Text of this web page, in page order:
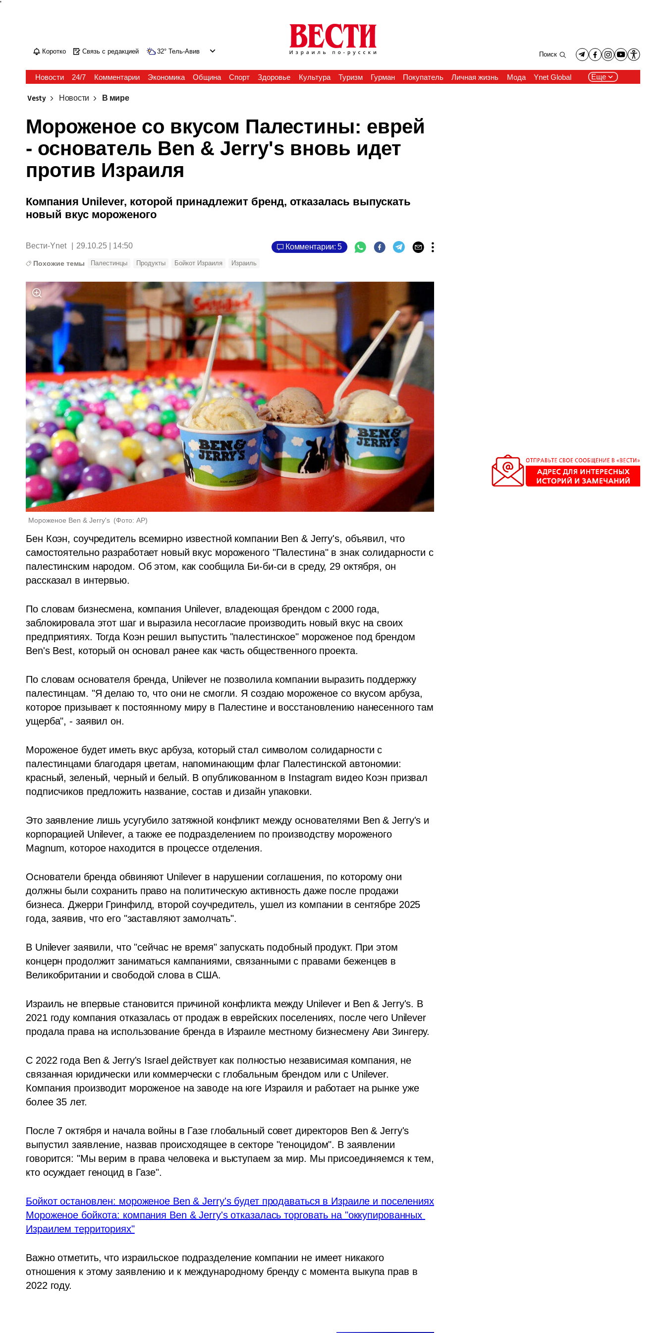
'
Коротко Связь с редакцией 32° Тель-Авив Поиск
Новости 24/7 Комментарии Экономика Община Спорт Здоровье Культура Туризм Гурман Покупатель Личная жизнь Мода Ynet Global Еще
Vesty Новости В мире
Мороженое со вкусом Палестины: еврей
- основатель Ben & Jerry's вновь идет
против Израиля
Компания Unilever, которой принадлежит бренд, отказалась выпускать
новый вкус мороженого
Вести-Ynet 29.10.25 | 14:50 Комментарии: 5
Похожие темы Палестинцы Продукты Бойкот Израиля Израиль
Мороженое Ben & Jerry's (Фото: AP)
Бен Коэн, соучредитель всемирно известной компании Ben & Jerry's, объявил, что
самостоятельно разработает новый вкус мороженого "Палестина" в знак солидарности с
палестинским народом. Об этом, как сообщила Би-би-си в среду, 29 октября, он
рассказал в интервью.
По словам бизнесмена, компания Unilever, владеющая брендом с 2000 года,
заблокировала этот шаг и выразила несогласие производить новый вкус на своих
предприятиях. Тогда Коэн решил выпустить "палестинское" мороженое под брендом
Ben's Best, который он основал ранее как часть общественного проекта.
По словам основателя бренда, Unilever не позволила компании выразить поддержку
палестинцам. "Я делаю то, что они не смогли. Я создаю мороженое со вкусом арбуза,
которое призывает к постоянному миру в Палестине и восстановлению нанесенного там
ущерба", - заявил он.
Мороженое будет иметь вкус арбуза, который стал символом солидарности с
палестинцами благодаря цветам, напоминающим флаг Палестинской автономии:
красный, зеленый, черный и белый. В опубликованном в Instagram видео Коэн призвал
подписчиков предложить название, состав и дизайн упаковки.
Это заявление лишь усугубило затяжной конфликт между основателями Ben & Jerry's и
корпорацией Unilever, а также ее подразделением по производству мороженого
Magnum, которое находится в процессе отделения.
Основатели бренда обвиняют Unilever в нарушении соглашения, по которому они
должны были сохранить право на политическую активность даже после продажи
бизнеса. Джерри Гринфилд, второй соучредитель, ушел из компании в сентябре 2025
года, заявив, что его "заставляют замолчать".
В Unilever заявили, что "сейчас не время" запускать подобный продукт. При этом
концерн продолжит заниматься кампаниями, связанными с правами беженцев в
Великобритании и свободой слова в США.
Израиль не впервые становится причиной конфликта между Unilever и Ben & Jerry's. В
2021 году компания отказалась от продаж в еврейских поселениях, после чего Unilever
продала права на использование бренда в Израиле местному бизнесмену Ави Зингеру.
С 2022 года Ben & Jerry's Israel действует как полностью независимая компания, не
связанная юридически или коммерчески с глобальным брендом или с Unilever.
Компания производит мороженое на заводе на юге Израиля и работает на рынке уже
более 35 лет.
После 7 октября и начала войны в Газе глобальный совет директоров Ben & Jerry's
выпустил заявление, назвав происходящее в секторе "геноцидом". В заявлении
говорится: "Мы верим в права человека и выступаем за мир. Мы присоединяемся к тем,
кто осуждает геноцид в Газе".
Бойкот остановлен: мороженое Ben & Jerry's будет продаваться в Израиле и поселениях
Мороженое бойкота: компания Ben & Jerry's отказалась торговать на "оккупированных
Израилем территориях"
Важно отметить, что израильское подразделение компании не имеет никакого
отношения к этому заявлению и к международному бренду с момента выкупа прав в
2022 году.